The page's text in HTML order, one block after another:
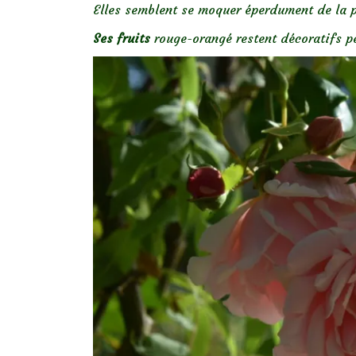
Elles semblent se moquer éperdument de la
Ses fruits rouge-orangé restent décoratifs